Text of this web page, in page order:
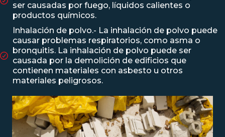
ser causadas por fuego, líquidos calientes o
productos químicos.
Inhalación de polvo.- La inhalación de polvo puede
causar problemas respiratorios, como asma o
bronquitis. La inhalación de polvo puede ser
causada por la demolición de edificios que
contienen materiales con asbesto u otros
materiales peligrosos.